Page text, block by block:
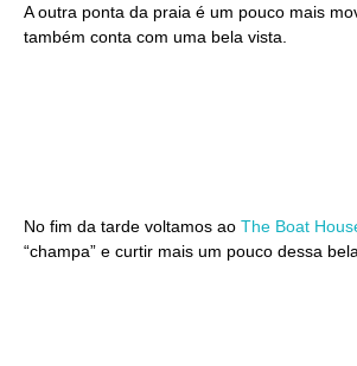
A outra ponta da praia é um pouco mais
também conta com uma bela vista.
No fim da tarde voltamos ao The Boat
“champa” e curtir mais um pouco dessa